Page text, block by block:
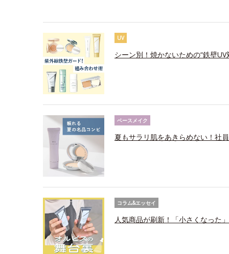
UV
シーン別！焼かないための“鉄壁
ベースメイク
夏もサラリ肌をあきらめない！社
コラム&エッセイ
人気商品が刷新！「小さくなった